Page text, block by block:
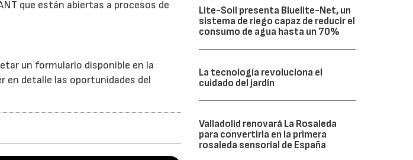
que están abiertas a procesos de
un formulario disponible en la
en detalle las oportunidades del
Lite-Soil presenta Bluelite-Net, un
sistema de riego capaz de reducir el
consumo de agua hasta un 70%
La tecnología revoluciona el
cuidado del jardín
Valladolid renovará La Rosaleda
para convertirla en la primera
rosaleda sensorial de España